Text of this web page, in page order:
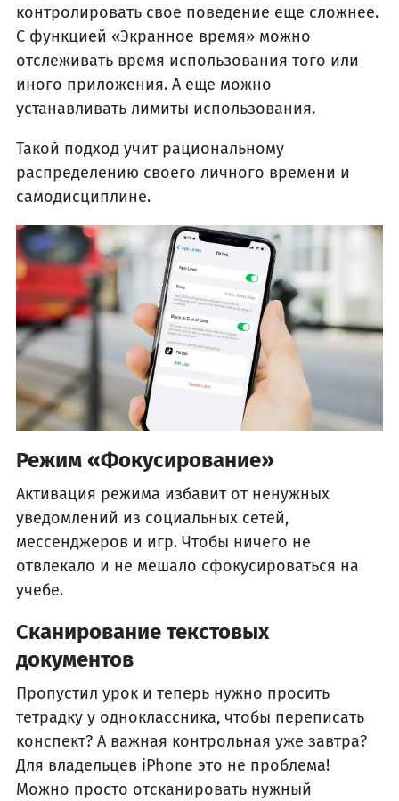
контролировать свое поведение еще сложнее.
С функцией «Экранное время» можно
отслеживать время использования того или
иного приложения. А еще можно
устанавливать лимиты использования.
Такой подход учит рациональному
распределению своего личного времени и
самодисциплине.
Режим «Фокусирование»
Активация режима избавит от ненужных
уведомлений из социальных сетей,
мессенджеров и игр. Чтобы ничего не
отвлекало и не мешало сфокусироваться на
учебе.
Сканирование текстовых
документов
Пропустил урок и теперь нужно просить
тетрадку у одноклассника, чтобы переписать
конспект? А важная контрольная уже завтра?
Для владельцев iPhone это не проблема!
Можно просто отсканировать нужный